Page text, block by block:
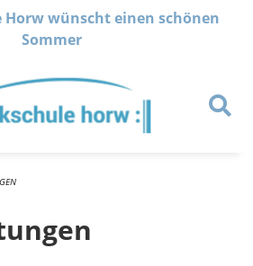
Horw wünscht einen schönen
Sommer